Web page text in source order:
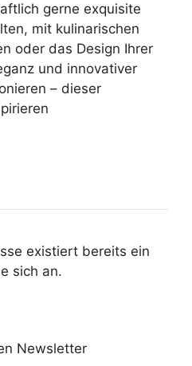
gerne exquisite
mit kulinarischen
oder das Design Ihrer
und innovativer
– dieser
existiert bereits ein
sich an.
Newsletter